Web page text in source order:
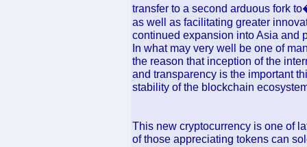
transfer to a second arduous fork
as well as facilitating greater
continued expansion into Asia and
In what may very well be one of
the reason that inception of the
and transparency is the important
stability of the blockchain
This new cryptocurrency is one of
of those appreciating tokens can